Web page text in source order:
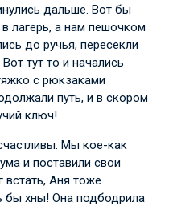
дальше. Вот бы
лагерь, а нам пешочком
до ручья, пересекли
тут то и начались
с рюкзаками
путь, и в скором
ключ!
Мы кое-как
и поставили свои
встать, Аня тоже
бы хны! Она подбодрила